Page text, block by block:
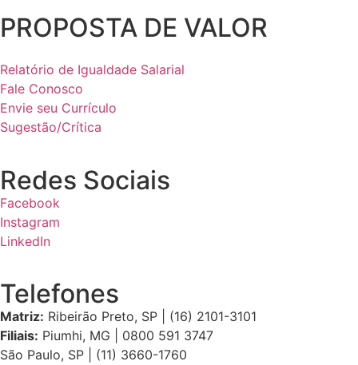
PROPOSTA DE VALOR
Relatório de Igualdade Salarial
Fale Conosco
Envie seu Currículo
Sugestão/Crítica
Redes Sociais
Facebook
Instagram
LinkedIn
Telefones
Matriz: Ribeirão Preto, SP | (16) 2101-3101
Filiais: Piumhi, MG | 0800 591 3747
São Paulo, SP | (11) 3660-1760